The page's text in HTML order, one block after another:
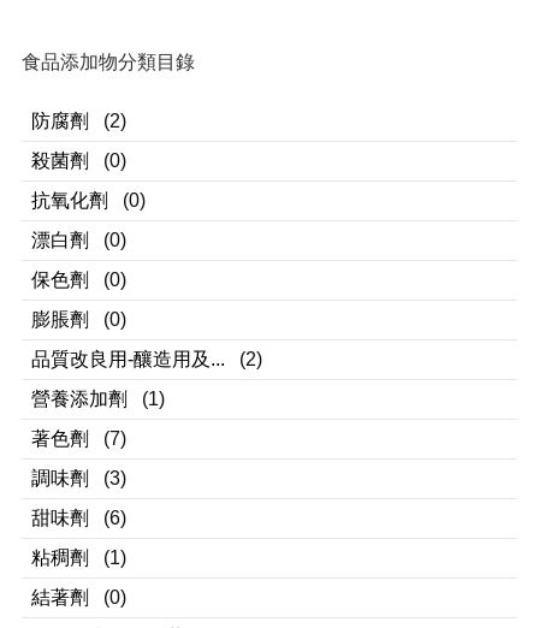
食品添加物分類目錄
防腐劑
(2)
殺菌劑
(0)
抗氧化劑
(0)
漂白劑
(0)
保色劑
(0)
膨脹劑
(0)
品質改良用-釀造用及...
(2)
營養添加劑
(1)
著色劑
(7)
調味劑
(3)
甜味劑
(6)
粘稠劑
(1)
結著劑
(0)